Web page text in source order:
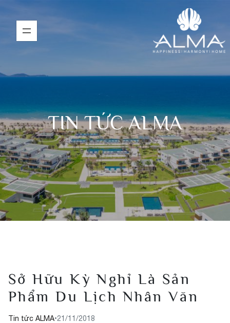
TIN TỨC ALMA
Sở Hữu Kỳ Nghỉ Là Sản
Phẩm Du Lịch Nhân Văn
Tin tức ALMA•21/11/2018